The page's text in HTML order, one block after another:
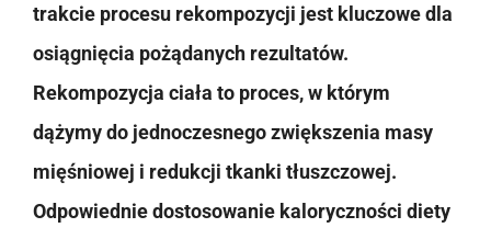
trakcie procesu rekompozycji jest kluczowe dla
osiągnięcia pożądanych rezultatów.
Rekompozycja ciała to proces, w którym
dążymy do jednoczesnego zwiększenia masy
mięśniowej i redukcji tkanki tłuszczowej.
Odpowiednie dostosowanie kaloryczności diety